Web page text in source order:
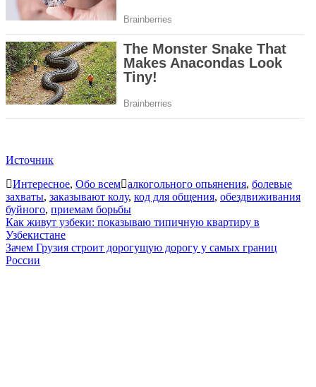
Источник
Интересное, Обо всем алкогольного опьянения, болевые
захваты, заказывают колу, код для общения, обездвиживания
буйного, приемам борьбы
Навигация
по
записям
Как живут узбеки: показываю типичную квартиру в
Узбекистане
Зачем Грузия строит дорогущую дорогу у самых границ
России